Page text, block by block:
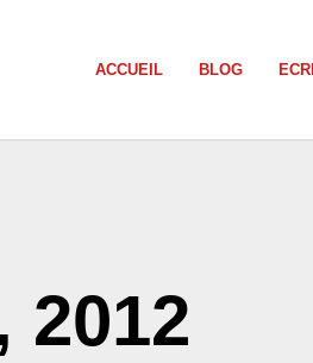
ACCUEIL BLOG
2012